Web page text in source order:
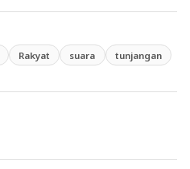
Rakyat suara tunjangan